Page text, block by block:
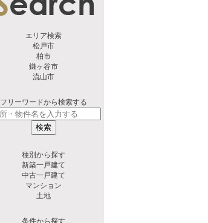
エリア検索
松戸市
柏市
鎌ヶ谷市
流山市
フリーワードから検索する
検索
種別から探す
新築一戸建て
中古一戸建て
マンション
土地
条件から探す